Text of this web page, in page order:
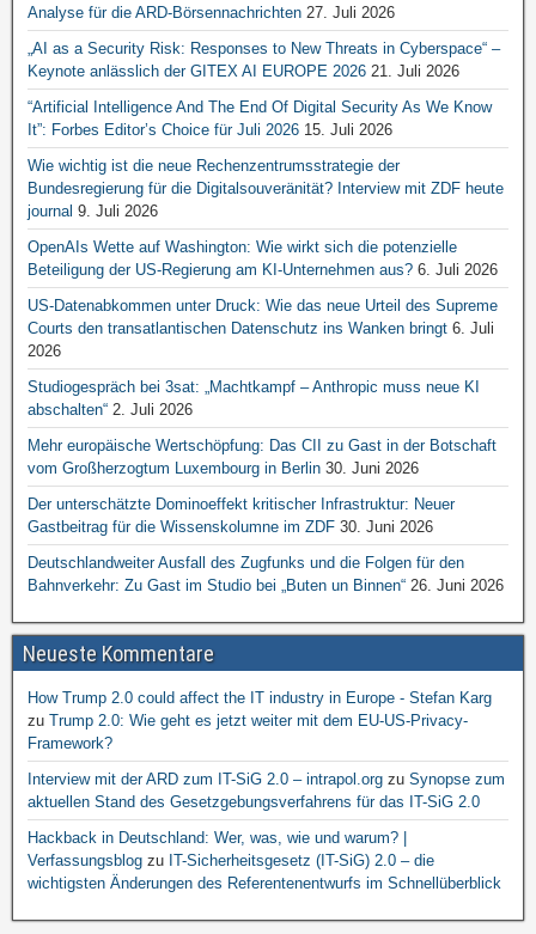
Analyse für die ARD-Börsennachrichten 27. Juli 2026
„AI as a Security Risk: Responses to New Threats in Cyberspace“ –
Keynote anlässlich der GITEX AI EUROPE 2026 21. Juli 2026
“Artificial Intelligence And The End Of Digital Security As We Know
It”: Forbes Editor’s Choice für Juli 2026 15. Juli 2026
Wie wichtig ist die neue Rechenzentrumsstrategie der
Bundesregierung für die Digitalsouveränität? Interview mit ZDF heute
journal 9. Juli 2026
OpenAIs Wette auf Washington: Wie wirkt sich die potenzielle
Beteiligung der US-Regierung am KI-Unternehmen aus? 6. Juli 2026
US-Datenabkommen unter Druck: Wie das neue Urteil des Supreme
Courts den transatlantischen Datenschutz ins Wanken bringt 6. Juli
2026
Studiogespräch bei 3sat: „Machtkampf – Anthropic muss neue KI
abschalten“ 2. Juli 2026
Mehr europäische Wertschöpfung: Das CII zu Gast in der Botschaft
vom Großherzogtum Luxembourg in Berlin 30. Juni 2026
Der unterschätzte Dominoeffekt kritischer Infrastruktur: Neuer
Gastbeitrag für die Wissenskolumne im ZDF 30. Juni 2026
Deutschlandweiter Ausfall des Zugfunks und die Folgen für den
Bahnverkehr: Zu Gast im Studio bei „Buten un Binnen“ 26. Juni 2026
Neueste Kommentare
How Trump 2.0 could affect the IT industry in Europe - Stefan Karg
zu Trump 2.0: Wie geht es jetzt weiter mit dem EU-US-Privacy-
Framework?
Interview mit der ARD zum IT-SiG 2.0 – intrapol.org zu Synopse zum
aktuellen Stand des Gesetzgebungsverfahrens für das IT-SiG 2.0
Hackback in Deutschland: Wer, was, wie und warum? |
Verfassungsblog zu IT-Sicherheitsgesetz (IT-SiG) 2.0 – die
wichtigsten Änderungen des Referentenentwurfs im Schnellüberblick